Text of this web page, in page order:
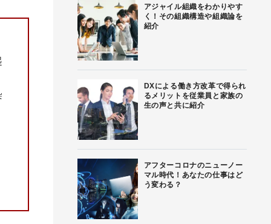
アジャイル組織をわかりやす
く！その組織構造や組織論を
紹介
DXによる働き方改革で得られ
るメリットを従業員と家族の
生の声と共に紹介
アフターコロナのニューノー
マル時代！あなたの仕事はど
う変わる？